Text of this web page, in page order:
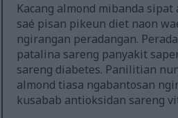
Kacang almond mibanda
saé pisan pikeun diet naon
ngirangan peradangan.
patalina sareng panyakit
sareng diabetes. Panilitian
almond tiasa ngabantosan
kusabab antioksidan sareng